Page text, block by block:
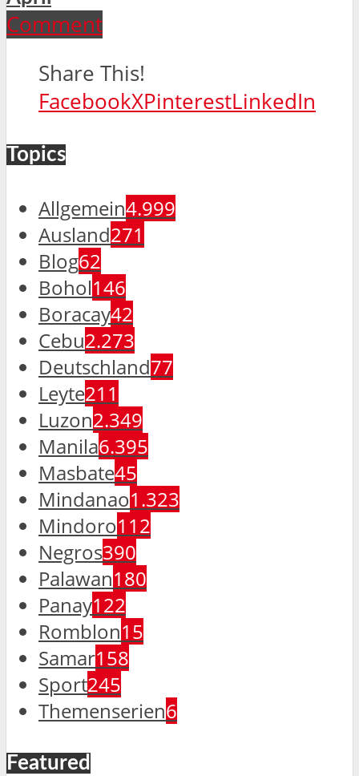
Comment
Share This!
FacebookXPinterestLinkedIn
Topics
Allgemein4.999
Ausland271
Blog62
Bohol146
Boracay42
Cebu2.273
Deutschland77
Leyte211
Luzon2.349
Manila6.395
Masbate45
Mindanao1.323
Mindoro112
Negros390
Palawan180
Panay122
Romblon15
Samar158
Sport245
Themenserien6
Featured